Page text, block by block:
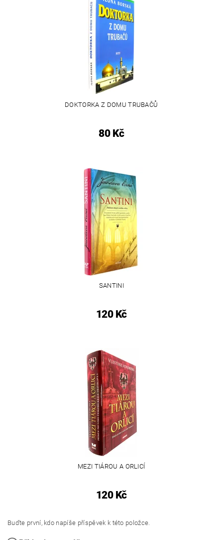
DOKTORKA Z DOMU TRUBAČŮ
80 Kč
SANTINI
120 Kč
MEZI TIÁROU A ORLICÍ
120 Kč
Buďte první, kdo napíše příspěvek k této položce.